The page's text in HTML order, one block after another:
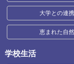
大学との連携
恵まれた自然
学校生活